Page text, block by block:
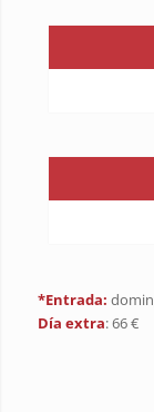
*Entrada:
Día extra: 66 €